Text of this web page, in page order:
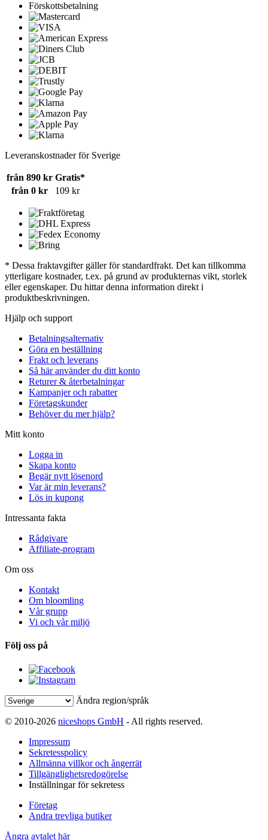
Förskottsbetalning
Leveranskostnader för Sverige
från 890 kr Gratis*
från 0 kr
109 kr
* Dessa fraktavgifter gäller för standardfrakt. Det kan tillkomma
ytterligare kostnader, t.ex. på grund av produkternas vikt, storlek
eller egenskaper. Du hittar denna information direkt i
produktbeskrivningen.
Hjälp och support
Betalningsalternativ
Göra en beställning
Frakt och leverans
Så här använder du ditt konto
Returer & återbetalningar
Kampanjer och rabatter
Företagskunder
Behöver du mer hjälp?
Mitt konto
Logga in
Skapa konto
Begär nytt lösenord
Var är min leverans?
Lös in kupong
Intressanta fakta
Rådgivare
Affiliate-program
Om oss
Kontakt
Om bloomling
Vår grupp
Vi och vår miljö
Följ oss på
Ändra region/språk
© 2010-2026 niceshops GmbH - All rights reserved.
Impressum
Sekretesspolicy
Allmänna villkor och ångerrät
Tillgänglighetsredogörelse
Inställningar för sekretess
Företag
Andra trevliga butiker
Ångra avtalet här